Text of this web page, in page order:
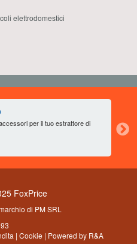
elettrodomestici
per il tuo estrattore di
FoxPrice
di PM SRL
| Cookie | Powered by R&A